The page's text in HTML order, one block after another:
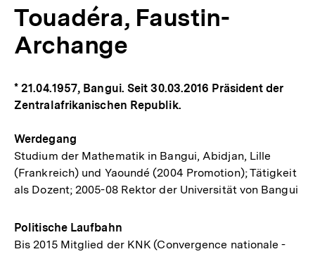
Übersicht
Touadéra, Faustin-
Archange
* 21.04.1957, Bangui. Seit 30.03.2016 Präsident der
Zentralafrikanischen Republik.
Werdegang
Studium der Mathematik in Bangui, Abidjan, Lille
(Frankreich) und Yaoundé (2004 Promotion); Tätigkeit
als Dozent; 2005-08 Rektor der Universität von Bangui
Politische Laufbahn
Bis 2015 Mitglied der KNK (Convergence nationale -